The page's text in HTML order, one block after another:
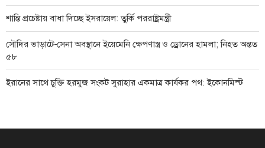
শান্তি প্রচেষ্টায় বাধা দিচ্ছে ইসরায়েল: তুর্কি পররাষ্ট্রমন্ত্রী
সৌদির ভাড়াটে-সেনা অবস্থানে ইয়েমেনি ক্ষেপণাস্ত্র ও ড্রোনের হামলা; নিহত অন্তত
৫৮
ইরানের সাথে চুক্তি হরমুজ সংকট সুরাহার একমাত্র কার্যকর পথ: ইকোনমিস্ট